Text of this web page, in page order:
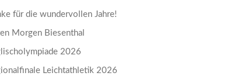
für die wundervollen Jahre!
Morgen Biesenthal
2026
Leichtathletik 2026